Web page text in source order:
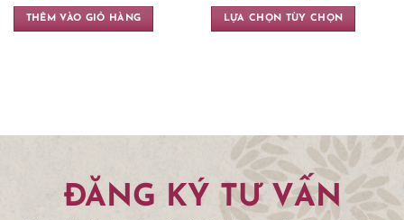
THÊM VÀO GIỎ HÀNG LỰA CHỌN TÙY CHỌN
biến
tùy
chọn
ĐĂNG KÝ TƯ VẤN